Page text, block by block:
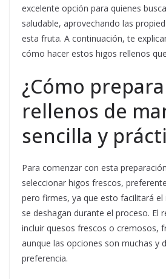
excelente opción para quienes
saludable, aprovechando las
esta fruta. A continuación, te
cómo hacer estos higos rellenos
¿Cómo
rellenos de
sencilla y
Para comenzar con esta
seleccionar higos frescos,
pero firmes, ya que esto facilitará el
se deshagan durante el proceso. El
incluir quesos frescos o cremosos,
aunque las opciones son muchas y
preferencia.